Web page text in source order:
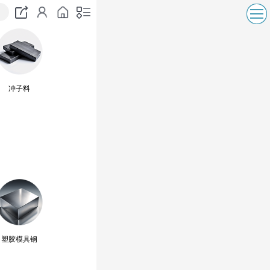
冲子料
塑胶模具钢